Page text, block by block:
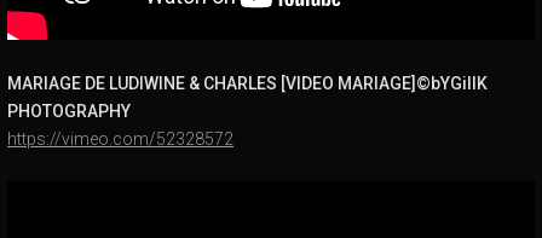
MARIAGE DE LUDIWINE & CHARLES [VIDEO MARIAGE]©bYGillK
PHOTOGRAPHY
https://vimeo.com/52328572